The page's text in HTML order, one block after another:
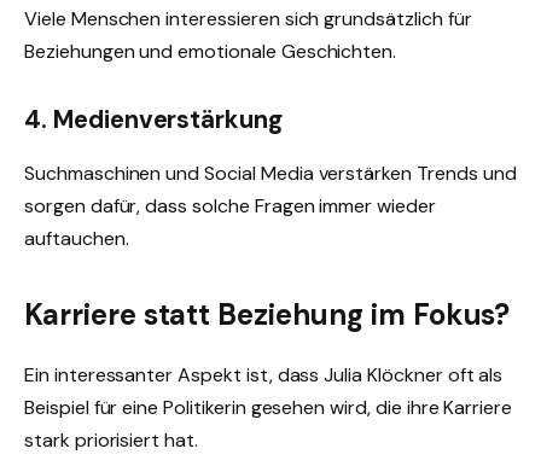
Viele Menschen interessieren sich grundsätzlich für
Beziehungen und emotionale Geschichten.
4. Medienverstärkung
Suchmaschinen und Social Media verstärken Trends und
sorgen dafür, dass solche Fragen immer wieder
auftauchen.
Karriere statt Beziehung im Fokus?
Ein interessanter Aspekt ist, dass Julia Klöckner oft als
Beispiel für eine Politikerin gesehen wird, die ihre Karriere
stark priorisiert hat.